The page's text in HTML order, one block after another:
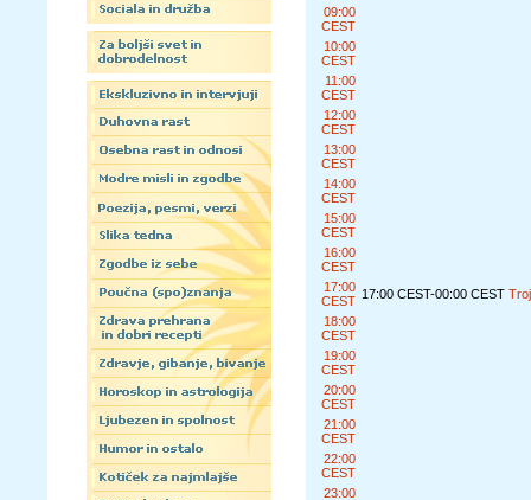
09:00
CEST
10:00
CEST
11:00
CEST
12:00
CEST
13:00
CEST
14:00
CEST
15:00
CEST
16:00
CEST
17:00
CEST 17:00 CEST-00:00 CEST
18:00
CEST
19:00
CEST
20:00
CEST
21:00
CEST
22:00
CEST
23:00